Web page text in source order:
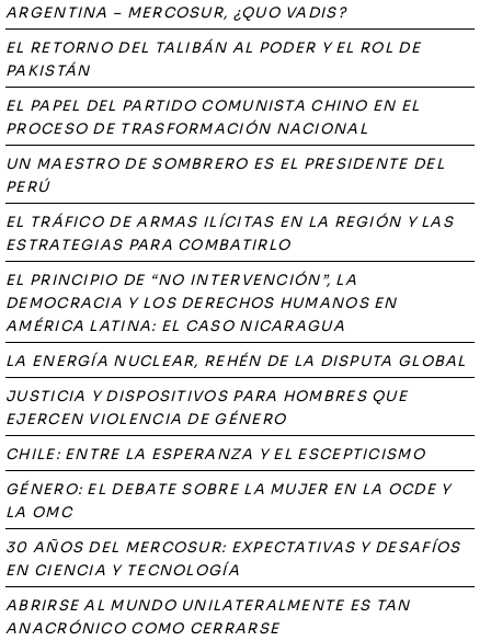
ARGENTINA – MERCOSUR, ¿QUO VADIS?
EL RETORNO DEL TALIBÁN AL PODER Y EL ROL DE
PAKISTÁN
EL PAPEL DEL PARTIDO COMUNISTA CHINO EN EL
PROCESO DE TRASFORMACIÓN NACIONAL
UN MAESTRO DE SOMBRERO ES EL PRESIDENTE DEL
PERÚ
EL TRÁFICO DE ARMAS ILÍCITAS EN LA REGIÓN Y LAS
ESTRATEGIAS PARA COMBATIRLO
EL PRINCIPIO DE “NO INTERVENCIÓN”, LA
DEMOCRACIA Y LOS DERECHOS HUMANOS EN
AMÉRICA LATINA: EL CASO NICARAGUA
LA ENERGÍA NUCLEAR, REHÉN DE LA DISPUTA GLOBAL
JUSTICIA Y DISPOSITIVOS PARA HOMBRES QUE
EJERCEN VIOLENCIA DE GÉNERO
CHILE: ENTRE LA ESPERANZA Y EL ESCEPTICISMO
GÉNERO: EL DEBATE SOBRE LA MUJER EN LA OCDE Y
LA OMC
30 AÑOS DEL MERCOSUR: EXPECTATIVAS Y DESAFÍOS
EN CIENCIA Y TECNOLOGÍA
ABRIRSE AL MUNDO UNILATERALMENTE ES TAN
ANACRÓNICO COMO CERRARSE